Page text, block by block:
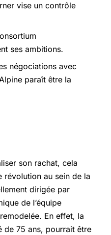
vise un contrôle
ses ambitions.
négociations avec
paraît être la
son rachat, cela
révolution au sein de la
dirigée par
de l’équipe
En effet, la
de 75 ans, pourrait être